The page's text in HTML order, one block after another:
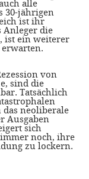
alle
30-jährigen
ist ihr
Anleger die
ist ein weiterer
erwarten.
von
sind die
Tatsächlich
das neoliberale
Ausgaben
sich
noch, ihre
zu lockern.